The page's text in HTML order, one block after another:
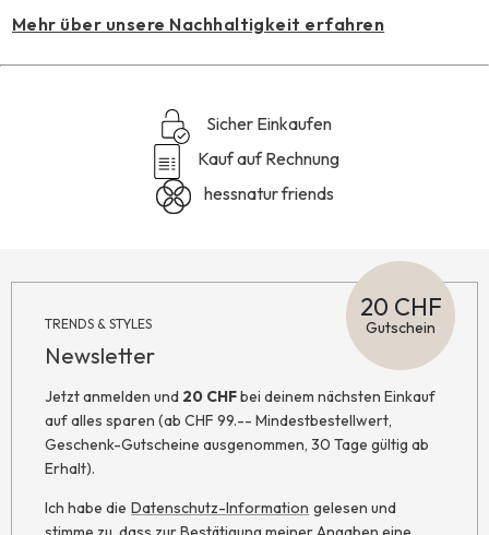
Mehr über unsere Nachhaltigkeit erfahren
Sicher Einkaufen
Kauf auf Rechnung
hessnatur friends
TRENDS & STYLES
Newsletter
20 CHF
Gutschein
Jetzt anmelden und 20 CHFbei deinem nächsten Einkauf
auf alles sparen (ab CHF 99.-- Mindestbestellwert,
Geschenk-Gutscheine ausgenommen, 30 Tage gültig ab
Erhalt).
Ich habe die Datenschutz-Information gelesen und